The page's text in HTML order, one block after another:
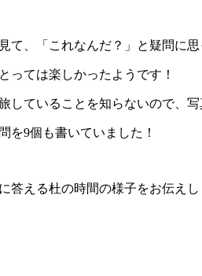
て、「これなんだ？」と疑問に
っては楽しかったようです！
していることを知らないので、
を9個も書いていました！
答える杜の時間の様子をお伝えし